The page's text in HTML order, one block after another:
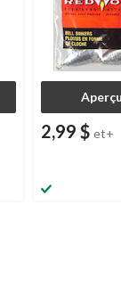
2,99 $ et+